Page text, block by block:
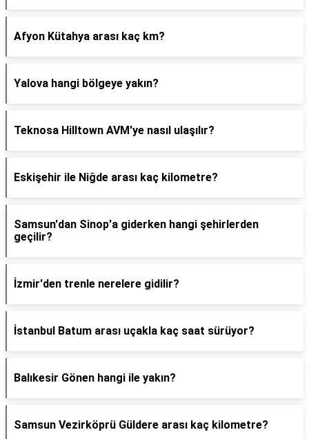
Afyon Kütahya arası kaç km?
Yalova hangi bölgeye yakın?
Teknosa Hilltown AVM'ye nasıl ulaşılır?
Eskişehir ile Niğde arası kaç kilometre?
Samsun'dan Sinop'a giderken hangi şehirlerden
geçilir?
İzmir'den trenle nerelere gidilir?
İstanbul Batum arası uçakla kaç saat sürüyor?
Balıkesir Gönen hangi ile yakın?
Samsun Vezirköprü Güldere arası kaç kilometre?